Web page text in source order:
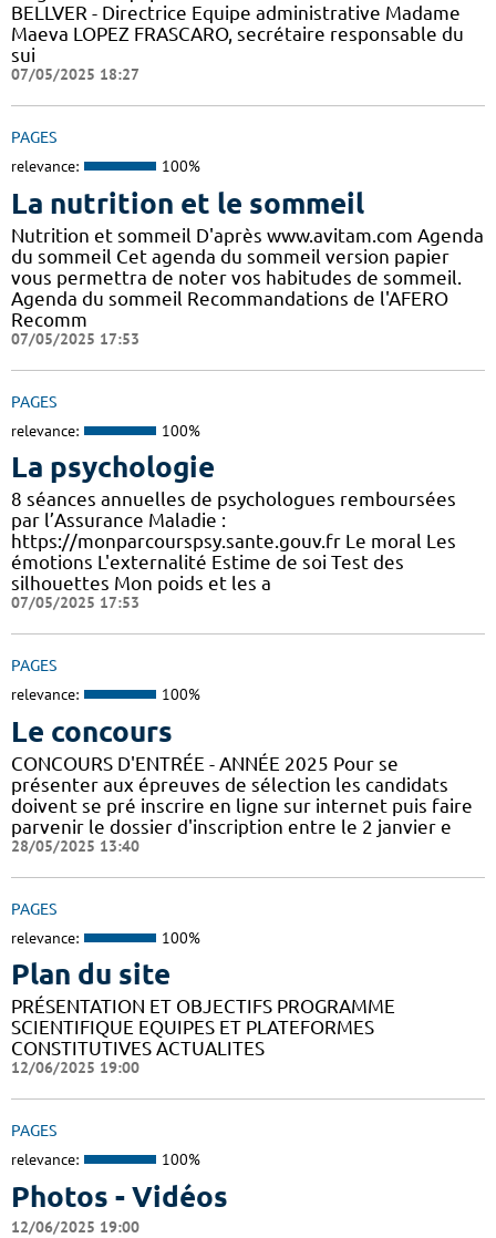
BELLVER - Directrice Equipe administrative Madame
Maeva LOPEZ FRASCARO, secrétaire responsable du
sui
07/05/2025 18:27
PAGES
relevance: 100%
La nutrition et le sommeil
Nutrition et sommeil D'après www.avitam.com Agenda
du sommeil Cet agenda du sommeil version papier
vous permettra de noter vos habitudes de sommeil.
Agenda du sommeil Recommandations de l'AFERO
Recomm
07/05/2025 17:53
PAGES
relevance: 100%
La psychologie
8 séances annuelles de psychologues remboursées
par l’Assurance Maladie :
https://monparcourspsy.sante.gouv.fr Le moral Les
émotions L'externalité Estime de soi Test des
silhouettes Mon poids et les a
07/05/2025 17:53
PAGES
relevance: 100%
Le concours
CONCOURS D'ENTRÉE - ANNÉE 2025 Pour se
présenter aux épreuves de sélection les candidats
doivent se pré inscrire en ligne sur internet puis faire
parvenir le dossier d'inscription entre le 2 janvier e
28/05/2025 13:40
PAGES
relevance: 100%
Plan du site
PRÉSENTATION ET OBJECTIFS PROGRAMME
SCIENTIFIQUE EQUIPES ET PLATEFORMES
CONSTITUTIVES ACTUALITES
12/06/2025 19:00
PAGES
relevance: 100%
Photos - Vidéos
12/06/2025 19:00